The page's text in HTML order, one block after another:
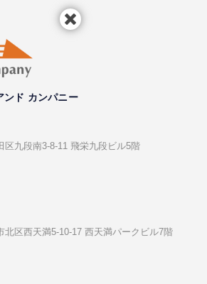
ンド カンパニー
区九段南3-8-11 飛栄九段ビル5階
北区⻄天満5-10-17 ⻄天満パークビル7階